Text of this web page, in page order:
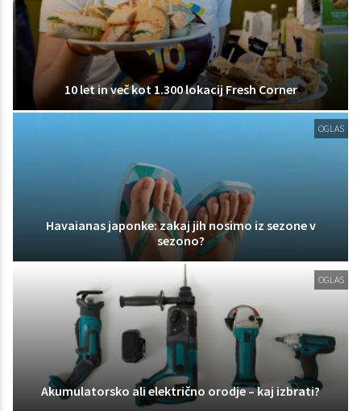
10 let in več kot 1.300 lokacij Fresh Corner
OGLAS
Havaianas japonke: zakaj jih nosimo iz sezone v
sezono?
OGLAS
Akumulatorsko ali električno orodje – kaj izbrati?